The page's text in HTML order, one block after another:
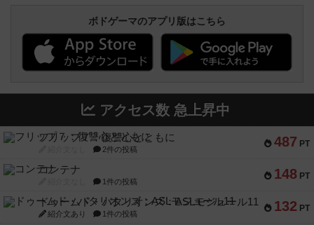
ボドゲーマのアプリ版はこちら
アクセス数 急上昇中
487 PT
フリップ７：復讐心とともに
2件の投稿
148 PT
コンテナ
1件の投稿
132 PT
ドゥームド・バタリオンズ：ASLモジュール11
紹介文あり 1件の投稿